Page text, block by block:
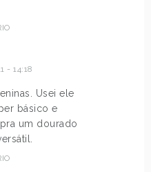
- 14:18
Usei ele
básico e
um dourado